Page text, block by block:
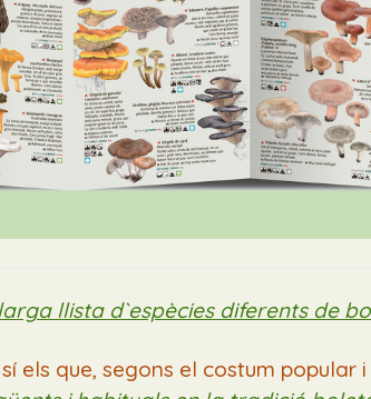
llista d`espècies diferents de
els que, segons el costum